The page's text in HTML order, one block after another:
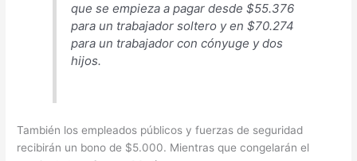
que se empieza a pagar desde $55.376
para un trabajador soltero y en $70.274
para un trabajador con cónyuge y dos
hijos.
También los empleados públicos y fuerzas de seguridad
recibirán un bono de $5.000. Mientras que congelarán el